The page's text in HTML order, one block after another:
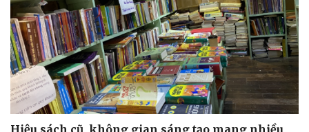
Hiệu sách cũ, không gian sáng tạo mang nhiều